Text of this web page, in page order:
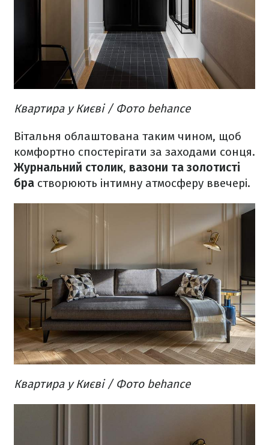
Квартира у Києві / Фото behance
Вітальня облаштована таким чином, щоб
комфортно спостерігати за заходами сонця.
Журнальний столик, вазони та золотисті
бра створюють інтимну атмосферу ввечері.
Квартира у Києві / Фото behance